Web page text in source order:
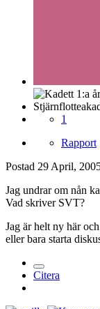
1
Rapport
Postad 29 April,
Jag undrar om nån
Vad skriver SVT?
Jag är helt ny här
eller bara starta
Citera